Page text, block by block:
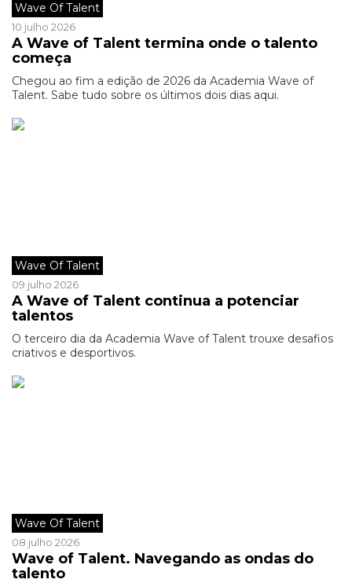
Wave Of Talent
10 julho 2026
A Wave of Talent termina onde o talento
começa
Chegou ao fim a edição de 2026 da Academia Wave of
Talent. Sabe tudo sobre os últimos dois dias aqui.
Wave Of Talent
09 julho 2026
A Wave of Talent continua a potenciar
talentos
O terceiro dia da Academia Wave of Talent trouxe desafios
criativos e desportivos.
Wave Of Talent
08 julho 2026
Wave of Talent. Navegando as ondas do
talento